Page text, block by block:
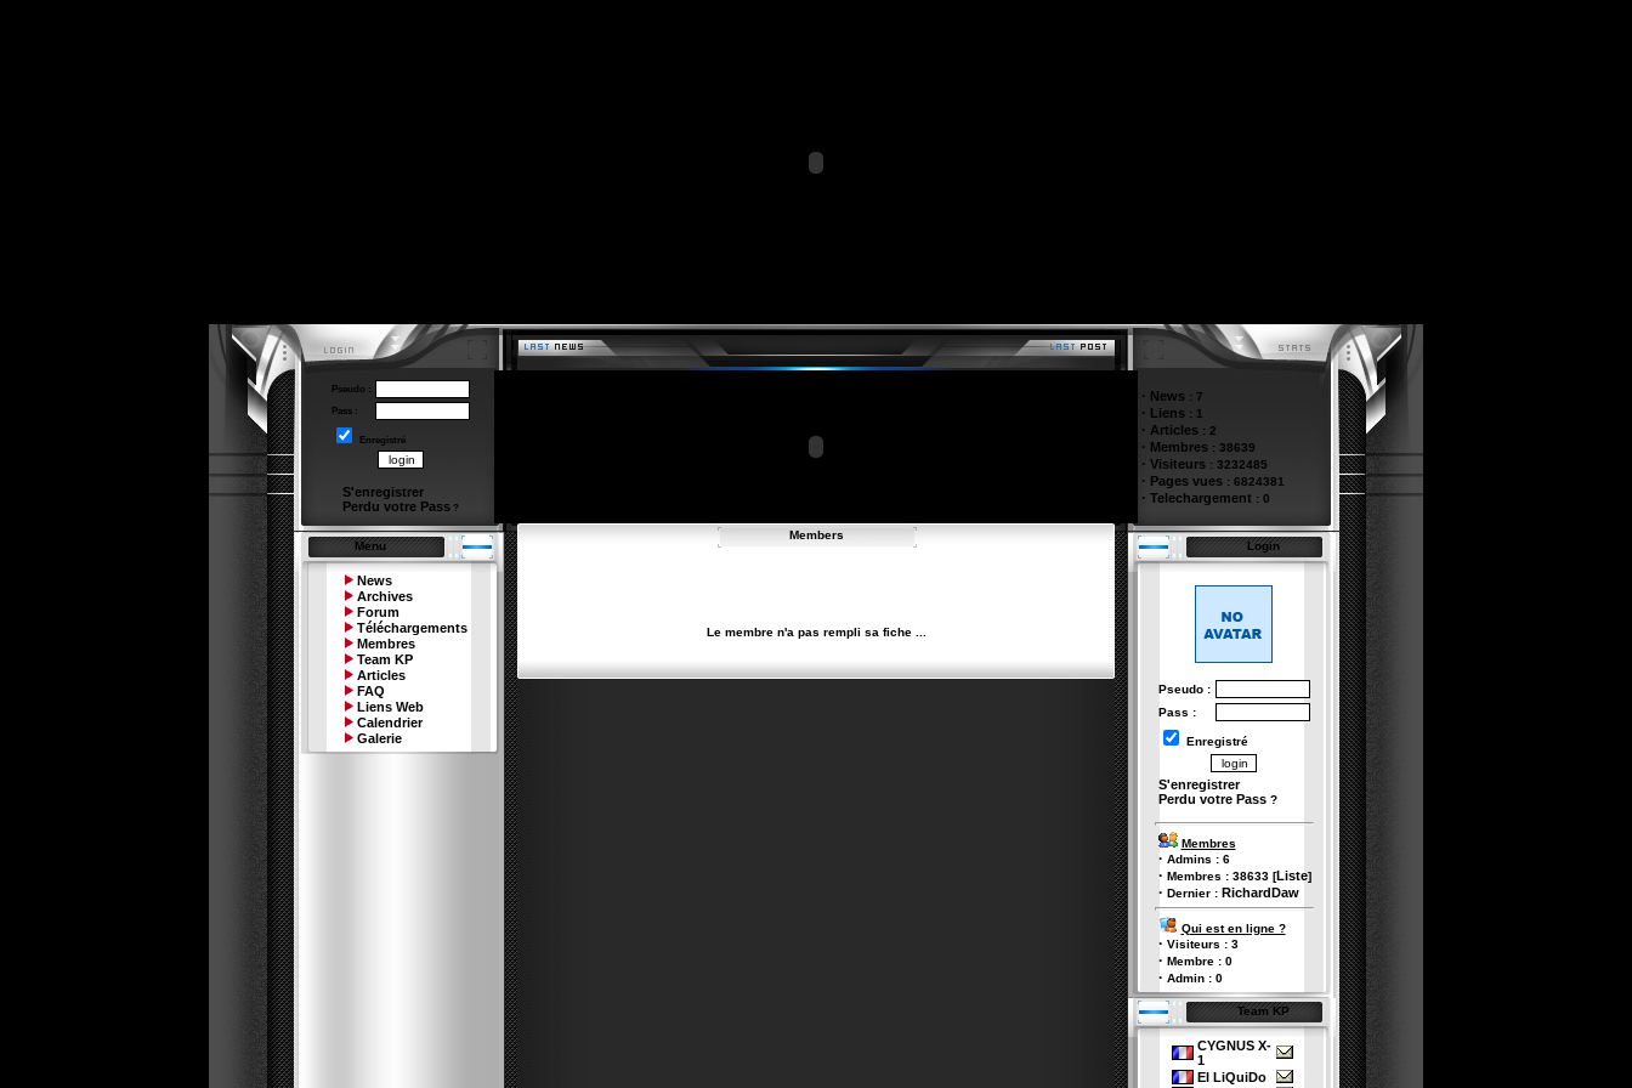
Pseudo :
Pass :
Enregistré
S'enregistrer
Perdu votre Pass?
· News : 7
· Liens : 1
· Articles : 2
· Membres : 38639
· Visiteurs : 3232485
· Pages vues : 6824381
· Telechargement : 0
Menu
News
Archives
Forum
Téléchargements
Membres
Team KP
Articles
FAQ
Liens Web
Calendrier
Galerie
Members
Le membre n'a pas rempli sa fiche ...
Login
Pseudo :
Pass :
Enregistré
S'enregistrer
Perdu votre Pass?
Membres
· Admins : 6
· Membres : 38633[Liste]
· Dernier : RichardDaw
Qui est en ligne ?
· Visiteurs : 3
· Membre : 0
· Admin : 0
Team KP
CYGNUS X-
1
El LiQuiDo